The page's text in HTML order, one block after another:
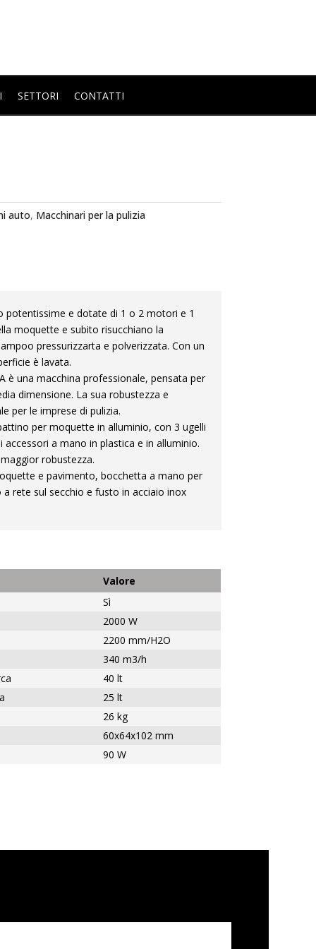
SETTORI CONTATTI
auto, Macchinari per la pulizia
potentissime e dotate di 1 o 2 motori e 1
moquette e subito risucchiano la
pressurizzarta e polverizzata. Con un
è lavata.
è una macchina professionale, pensata per
dimensione. La sua robustezza e
per le imprese di pulizia.
per moquette in alluminio, con 3 ugelli
accessori a mano in plastica e in alluminio.
robustezza.
e pavimento, bocchetta a mano per
rete sul secchio e fusto in acciaio inox
Valore
Sì
2000 W
2200 mm/H2O
340 m3/h
40 lt
25 lt
26 kg
60x64x102 mm
90 W